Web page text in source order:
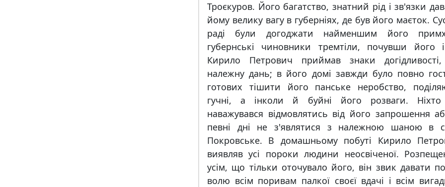
Троєкуров. Його багатство, знатний рід і зв'язки
йому велику вагу в губерніях, де був його маєток.
раді були догоджати найменшим його
губернські чиновники тремтіли, почувши його
Кирило Петрович приймав знаки
належну дань; в його домі завжди було повно
готових тішити його панське неробство,
гучні, а інколи й буйні його розваги.
наважувався відмовлятись від його запрошення
певні дні не з'являтися з належною шаною в
Покровське. В домашньому побуті Кирило
виявляв усі пороки людини неосвіченої.
усім, що тільки оточувало його, він звик давати
волю всім поривам палкої своєї вдачі і всім